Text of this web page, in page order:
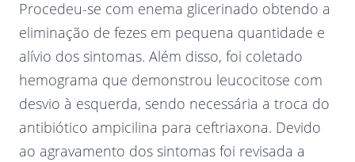
Procedeu-se com enema glicerinado obtendo a
eliminação de fezes em pequena quantidade e
alívio dos sintomas. Além disso, foi coletado
hemograma que demonstrou leucocitose com
desvio à esquerda, sendo necessária a troca do
antibiótico ampicilina para ceftriaxona. Devido
ao agravamento dos sintomas foi revisada a